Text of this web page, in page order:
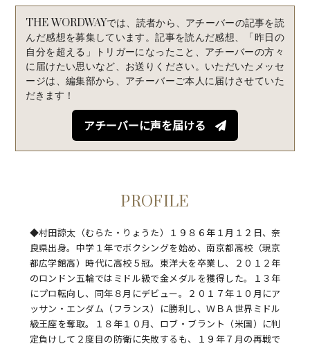
c
e
b
o
k
i
t
t
r
n
e
THE WORDWAYでは、読者から、アチーバーの記事を読
んだ感想を募集しています。記事を読んだ感想、「昨日の
自分を超える」トリガーになったこと、アチーバーの方々
に届けたい思いなど、お送りください。いただいたメッセ
ージは、編集部から、アチーバーご本人に届けさせていた
だきます！
アチーバーに声を届ける
PROFILE
◆村田諒太（むらた・りょうた）１９８６年１月１２日、奈
良県出身。中学１年でボクシングを始め、南京都高校（現京
都広学館高）時代に高校５冠。東洋大を卒業し、２０１２年
のロンドン五輪ではミドル級で金メダルを獲得した。１３年
にプロ転向し、同年８月にデビュー。２０１７年１０月にア
ッサン・エンダム（フランス）に勝利し、ＷＢＡ世界ミドル
級王座を奪取。１８年１０月、ロブ・ブラント（米国）に判
定負けして２度目の防衛に失敗するも、１９年７月の再戦で